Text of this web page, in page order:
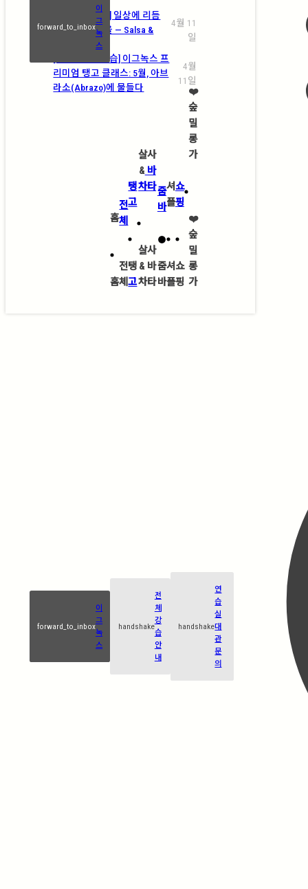
[5월 강습 개강] 일상에 리듬
을, 삶에 활력을 — Salsa &
4월 11
일
[2026. 05월 강습] 이그녹스 프
리미엄 탱고 클래스: 5월, 아브
라소(Abrazo)에 물들다
4월
11일
forward_to_inbox
이
그
녹
스
홈
홈
전
체
전
체
탱
고
탱
고
살사
&바
차타
살사
&바
차타
줌
바
줌
바
셔
플
셔
플
쇼
핑
쇼
핑
❤️
숲
밀
롱
가
❤️
숲
밀
롱
가
forward_to_inbox
이
그
녹
스
handshake
전
체
강
습
안
내
handshake
연
습
실
대
관
문
의